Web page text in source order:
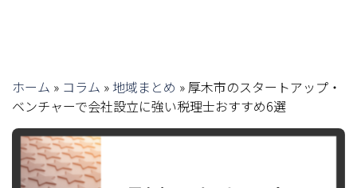
ホーム » コラム » 地域まとめ »厚木市のスタートアップ・
ベンチャーで会社設立に強い税理士おすすめ6選